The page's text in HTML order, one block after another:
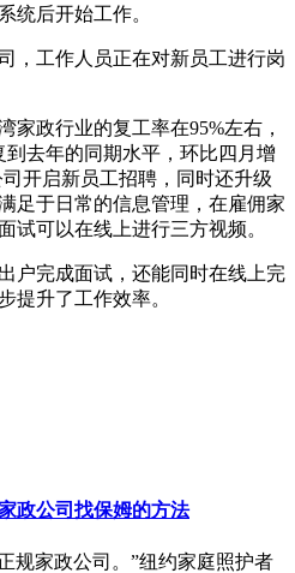
统后开始工作。
，工作人员正在对新员工进行岗
家政行业的复工率在95%左右，
去年的同期水平，环比四月增
开启新员工招聘，同时还升级
足于日常的信息管理，在雇佣家
试可以在线上进行三方视频。
户完成面试，还能同时在线上完
提升了工作效率。
政公司找保姆的方法
规家政公司。”纽约家庭照护者